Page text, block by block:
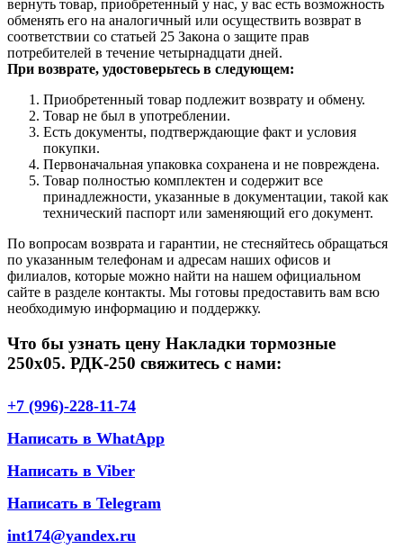
вернуть товар, приобретенный у нас, у вас есть возможность
обменять его на аналогичный или осуществить возврат в
соответствии со статьей 25 Закона о защите прав
потребителей в течение четырнадцати дней.
При возврате, удостоверьтесь в следующем:
Приобретенный товар подлежит возврату и обмену.
Товар не был в употреблении.
Есть документы, подтверждающие факт и условия
покупки.
Первоначальная упаковка сохранена и не повреждена.
Товар полностью комплектен и содержит все
принадлежности, указанные в документации, такой как
технический паспорт или заменяющий его документ.
По вопросам возврата и гарантии, не стесняйтесь обращаться
по указанным телефонам и адресам наших офисов и
филиалов, которые можно найти на нашем официальном
сайте в разделе контакты. Мы готовы предоставить вам всю
необходимую информацию и поддержку.
Что бы узнать цену Накладки тормозные
250х05. РДК-250 свяжитесь с нами:
+7 (996)-228-11-74
Написать в WhatApp
Написать в Viber
Написать в Telegram
int174@yandex.ru